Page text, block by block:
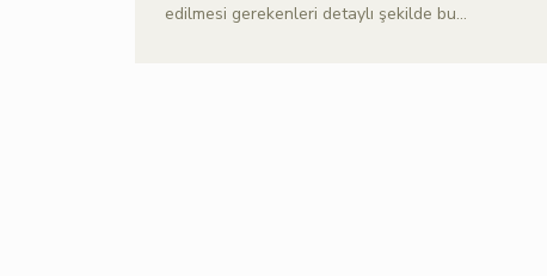
edilmesi gerekenleri detaylı şekilde bu